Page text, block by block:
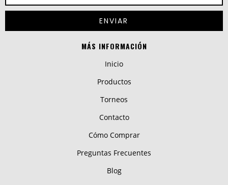
MÁS INFORMACIÓN
Inicio
Productos
Torneos
Contacto
Cómo Comprar
Preguntas Frecuentes
Blog